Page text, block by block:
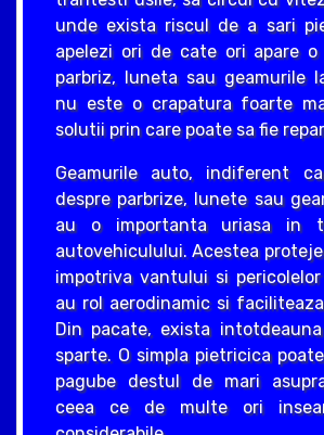
unde exista riscul de a sari
apelezi ori de cate ori apare
parbriz, luneta sau geamurile
nu este o crapatura foarte
solutii prin care poate sa fie
Geamurile auto, indiferent
despre parbrize, lunete sau
au o importanta uriasa in
autovehiculului. Acestea
impotriva vantului si
au rol aerodinamic si
Din pacate, exista
sparte. O simpla pietricica
pagube destul de mari
ceea ce de multe ori